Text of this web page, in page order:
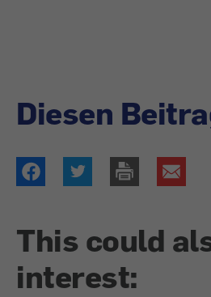
Diesen
This could
interest: